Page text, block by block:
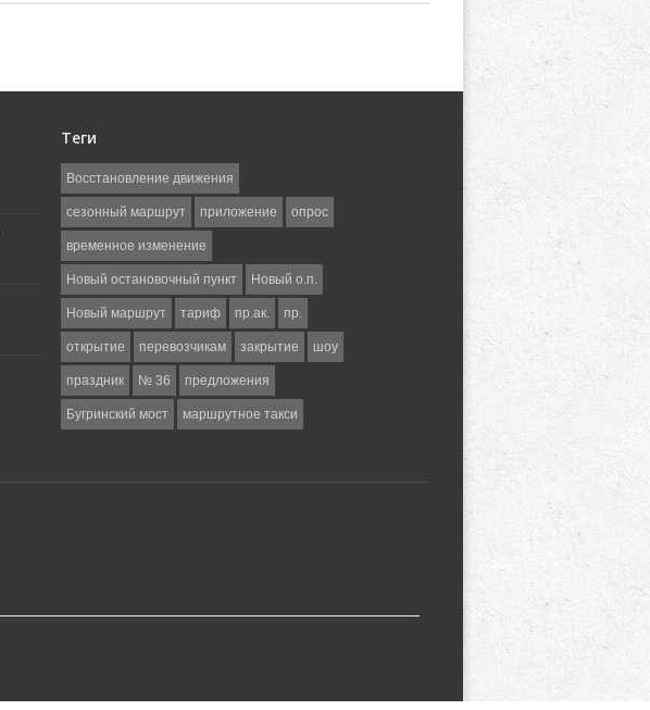
Теги
Восстановление движения
сезонный маршрут приложение опрос
временное изменение
Новый остановочный пункт Новый о.п.
Новый маршрут тариф пр.ак. пр.
открытие перевозчикам закрытие шоу
праздник № 36 предложения
Бугринский мост маршрутное такси